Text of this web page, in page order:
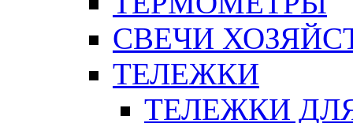
СВЕЧИ
ТЕЛЕЖКИ
ТЕЛЕЖКИ